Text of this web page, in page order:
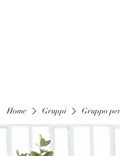
Home Gruppi Gruppo